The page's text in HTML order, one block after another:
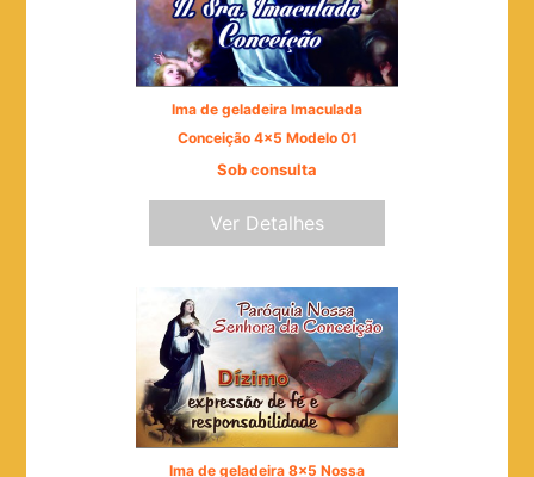
Ima de geladeira Imaculada
Conceição 4x5 Modelo 01
Sob consulta
Ver Detalhes
Ima de geladeira 8x5 Nossa